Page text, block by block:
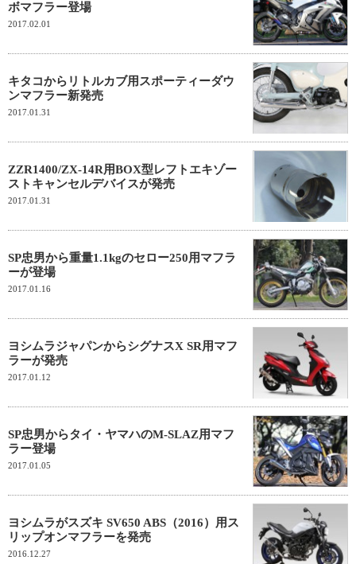
ボマフラー登場
2017.02.01
キタコからリトルカブ用スポーティーダウ
ンマフラー新発売
2017.01.31
ZZR1400/ZX-14R用BOX型レフトエキゾー
ストキャンセルデバイスが発売
2017.01.31
SP忠男から重量1.1kgのセロー250用マフラ
ーが登場
2017.01.16
ヨシムラジャパンからシグナスX SR用マフ
ラーが発売
2017.01.12
SP忠男からタイ・ヤマハのM-SLAZ用マフ
ラー登場
2017.01.05
ヨシムラがスズキ SV650 ABS（2016）用ス
リップオンマフラーを発売
2016.12.27